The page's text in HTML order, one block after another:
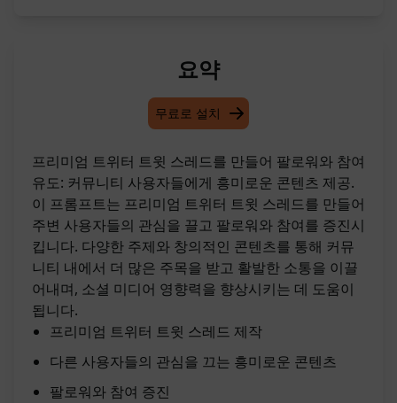
요약
무료로 설치
프리미엄 트위터 트윗 스레드를 만들어 팔로워와 참여
유도: 커뮤니티 사용자들에게 흥미로운 콘텐츠 제공.
이 프롬프트는 프리미엄 트위터 트윗 스레드를 만들어
주변 사용자들의 관심을 끌고 팔로워와 참여를 증진시
킵니다. 다양한 주제와 창의적인 콘텐츠를 통해 커뮤
니티 내에서 더 많은 주목을 받고 활발한 소통을 이끌
어내며, 소셜 미디어 영향력을 향상시키는 데 도움이
됩니다.
프리미엄 트위터 트윗 스레드 제작
다른 사용자들의 관심을 끄는 흥미로운 콘텐츠
팔로워와 참여 증진